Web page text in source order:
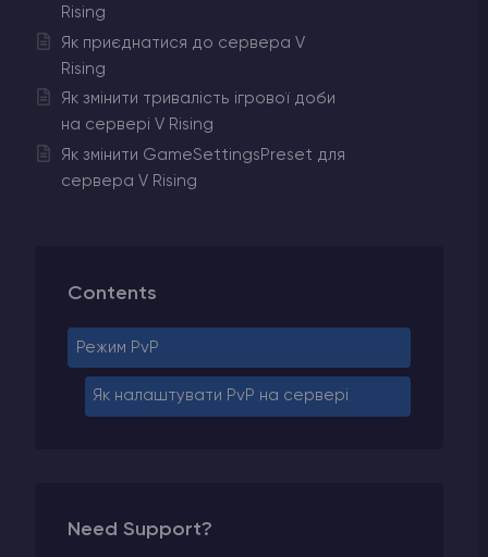
Rising
Як приєднатися до сервера V
Rising
Як змінити тривалість ігрової доби
на сервері V Rising
Як змінити GameSettingsPreset для
сервера V Rising
Contents
Режим PvP
Як налаштувати PvP на сервері
Need Support?